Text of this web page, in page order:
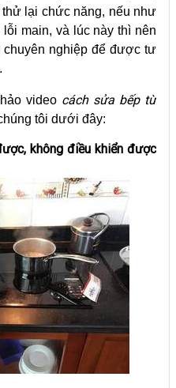
lại chức năng, nếu như
main, và lúc này thì nên
chuyên nghiệp để được tư
video cách sửa bếp từ
tôi dưới đây:
không điều khiển được